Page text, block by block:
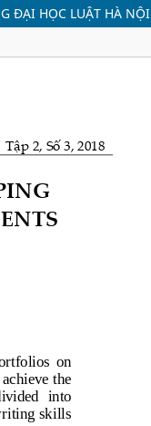
ĐẠI HỌC LUẬT HÀ NỘI